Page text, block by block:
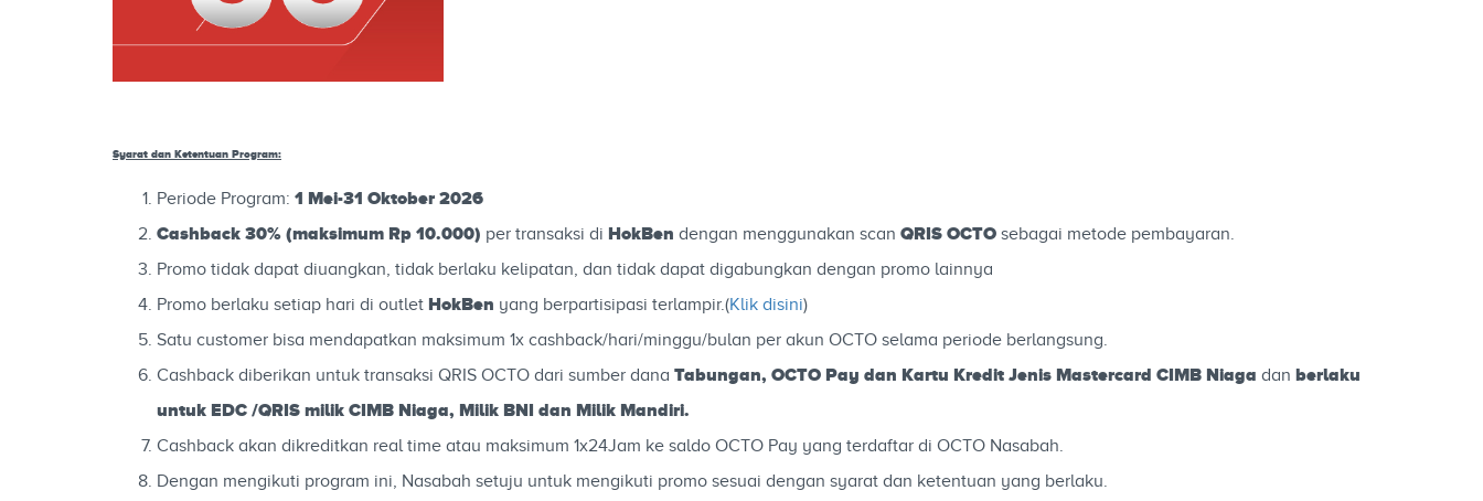
Syarat dan Ketentuan Program:
Periode Program: 1 Mei-31 Oktober 2026
Cashback 30% (maksimum Rp 10.000) per transaksi di HokBen dengan menggunakan scan QRIS OCTO sebagai metode pembayaran.
Promo tidak dapat diuangkan, tidak berlaku kelipatan, dan tidak dapat digabungkan dengan promo lainnya
Promo berlaku setiap hari di outlet HokBen yang berpartisipasi terlampir.(Klik disini)
Satu customer bisa mendapatkan maksimum 1x cashback/hari/minggu/bulan per akun OCTO selama periode berlangsung.
Cashback diberikan untuk transaksi QRIS OCTO dari sumber dana Tabungan, OCTO Pay dan Kartu Kredit Jenis Mastercard CIMB Niaga dan berlaku
untuk EDC /QRIS milik CIMB Niaga, Milik BNI dan Milik Mandiri.
Cashback akan dikreditkan real time atau maksimum 1x24Jam ke saldo OCTO Pay yang terdaftar di OCTO Nasabah.
Dengan mengikuti program ini, Nasabah setuju untuk mengikuti promo sesuai dengan syarat dan ketentuan yang berlaku.